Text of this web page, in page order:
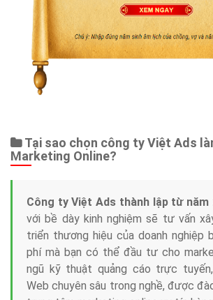
Tại sao chọn công ty Việt Ads
Marketing Online?
Công ty Việt Ads thành lập từ năm
với bề dày kinh nghiệm sẽ tư vấn
triển thương hiệu của doanh nghiệp
phí mà bạn có thể đầu tư cho
ngũ kỹ thuật quảng cáo trực
Web chuyên sâu trong nghề, được